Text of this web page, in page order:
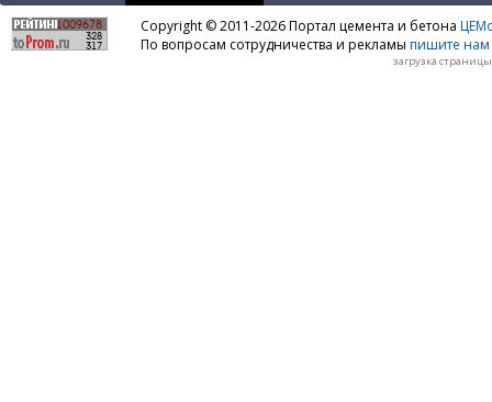
Copyright © 2011-2026 Портал цемента и бетона
По вопросам сотрудничества и рекламы пишите нам
загрузка